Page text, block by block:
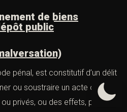
qu’au regard de la qualité
est reprochée. En
détournement ou
par un tiers, en raison
public. Il importe donc de
de la part d’un